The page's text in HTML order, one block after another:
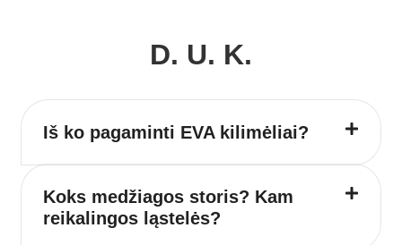
D. U. K.
Iš ko pagaminti EVA kilimėliai?
Koks medžiagos storis? Kam
reikalingos ląstelės?